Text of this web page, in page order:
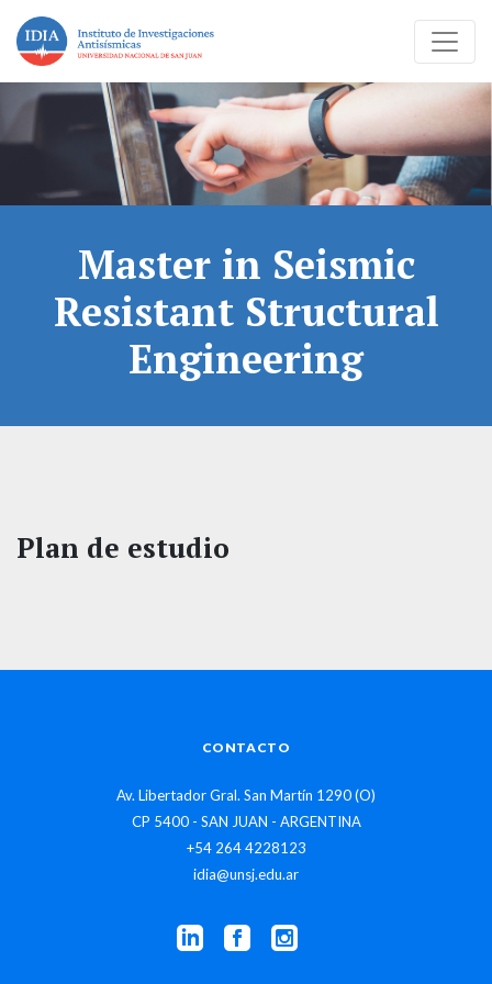
Master in Seismic
Resistant Structural
Engineering
Plan de estudio
CONTACTO
Av. Libertador Gral. San Martín 1290 (O)
CP 5400 - SAN JUAN - ARGENTINA
+54 264 4228123
idia@unsj.edu.ar